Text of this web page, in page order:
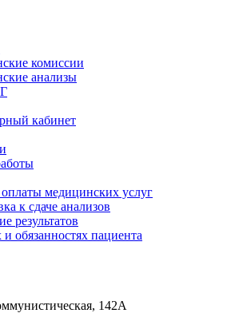
комиссии
анализы
кабинет
медицинских услуг
к сдаче анализов
результатов
обязанностях пациента
142А